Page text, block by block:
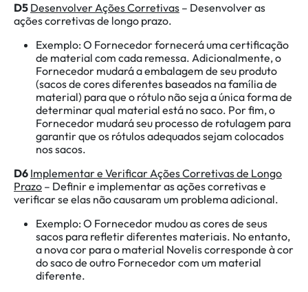
D5 Desenvolver Ações Corretivas – Desenvolver as
ações corretivas de longo prazo.
Exemplo: O Fornecedor fornecerá uma certificação
de material com cada remessa. Adicionalmente, o
Fornecedor mudará a embalagem de seu produto
(sacos de cores diferentes baseados na família de
material) para que o rótulo não seja a única forma de
determinar qual material está no saco. Por fim, o
Fornecedor mudará seu processo de rotulagem para
garantir que os rótulos adequados sejam colocados
nos sacos.
D6 Implementar e Verificar Ações Corretivas de Longo
Prazo – Definir e implementar as ações corretivas e
verificar se elas não causaram um problema adicional.
Exemplo: O Fornecedor mudou as cores de seus
sacos para refletir diferentes materiais. No entanto,
a nova cor para o material Novelis corresponde à cor
do saco de outro Fornecedor com um material
diferente.